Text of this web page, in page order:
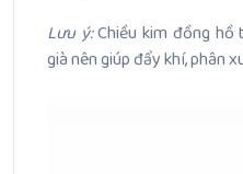
Lưu ý:Chiều kim đồng
già nên giúp đẩy khí, phân